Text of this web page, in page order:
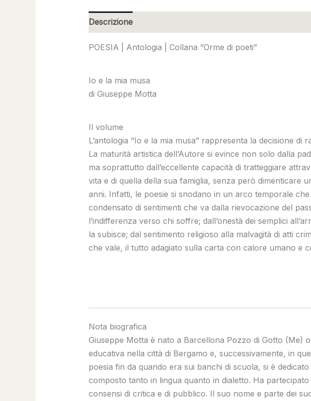
Descrizione
POESIA | Antologia | Collana “Orme di poeti”
Io e la mia musa
di Giuseppe Motta
Il volume
L’antologia “Io e la mia musa” rappresenta la decisione
La maturità artistica dell’Autore si evince non solo dalla
ma soprattutto dall’eccellente capacità di tratteggiare
vita e di quella della sua famiglia, senza però dimenticare
anni. Infatti, le poesie si snodano in un arco temporale
condensato di sentimenti che va dalla rievocazione del
l’indifferenza verso chi soffre; dall’onestà dei semplici
la subisce; dal sentimento religioso alla malvagità di atti
che vale, il tutto adagiato sulla carta con calore umano e
Nota biografica
Giuseppe Motta è nato a Barcellona Pozzo di Gotto (Me)
educativa nella città di Bergamo e, successivamente, in
poesia fin da quando era sui banchi di scuola, si è
composto tanto in lingua quanto in dialetto. Ha
consensi di critica e di pubblico. Il suo nome e parte dei